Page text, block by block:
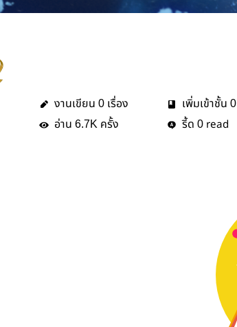
งานเขียน 0 เรื่อง เพิ่มเข้าชั้น 0
อ่าน 6.7K ครั้ง รี้ด 0 read